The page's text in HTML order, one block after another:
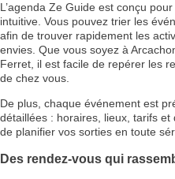
L’agenda Ze Guide est conçu
intuitive. Vous pouvez trier les
afin de trouver rapidement les
envies. Que vous soyez à
Ferret, il est facile de repérer les
de chez vous.
De plus, chaque événement est
détaillées : horaires, lieux, tarifs
de planifier vos sorties en toute
Des rendez-vous qui